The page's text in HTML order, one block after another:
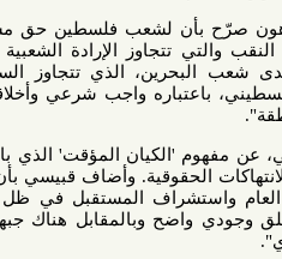
‏ العضو السابق في شورى ‎جمعية الوفاق المعارضة، إبراهيم المدهون صرّح بأن لشعب ‎فلسطين حق مشروع في
الإرادة الشعبية لشعوبهم.
وأردف المدهون بأن قضية فلسطين المشروعة قضية مركزية لدى شعب ‎البحرين، الذي تتجاوز السلطة حقه
واجب شرعي وأخلاقي، وتابع:
بدوره، تحدث الباحث في الشؤون السياسية والإعلامية هادي قبيسي، عن مفهوم ‎'الكيان المؤقت' الذي بات متداولًا
وأضاف قبيسي بأن الالتفات
المستقبل في ظل التحديات
وبالمقابل هناك جبهة متنامية